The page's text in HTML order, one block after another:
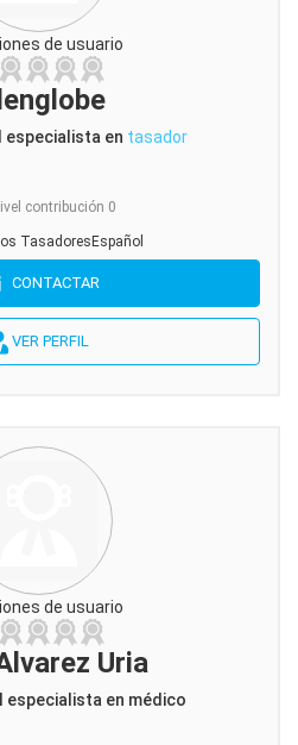
de usuario
especialista en tasador
contribución 0
TasadoresEspañol
CONTACTAR
VER PERFIL
de usuario
Uria
especialista en médico